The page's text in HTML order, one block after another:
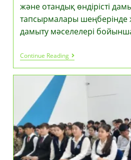
және отандық өндірісті
тапсырмалары шеңберінде
дамыту мәселелері
Continue ReadingОлжас
Бектенов
Жеңіл
Дамыту
Тәсілдерін
Тапсырды